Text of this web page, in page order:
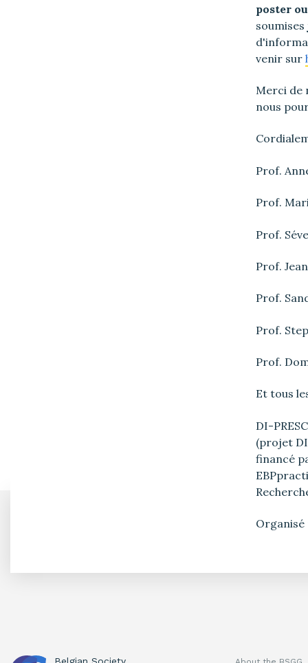
poster
soumises
venir sur
Merci de
nous
Prof.
Prof.
Prof.
Prof.
Prof.
Prof.
Prof.
Et tous
DI-
(projet
financé
Organisé